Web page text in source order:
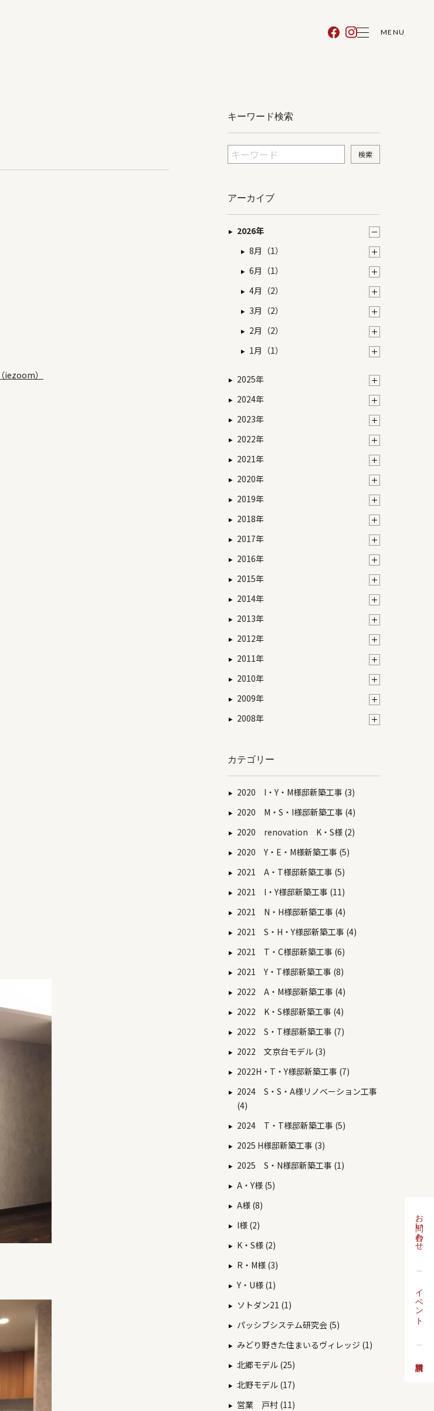
MENU
）
キーワード検索
アーカイブ
2026年
8月（1）
6月（1）
4月（2）
3月（2）
2月（2）
1月（1）
2025年
2024年
2023年
2022年
2021年
2020年
2019年
2018年
2017年
2016年
2015年
2014年
2013年
2012年
2011年
2010年
2009年
2008年
カテゴリー
2020 I・Y・M様邸新築工事 (3)
2020 M・S・I様邸新築工事 (4)
2020 renovation K・S様 (2)
2020 Y・E・M様新築工事 (5)
2021 A・T様邸新築工事 (5)
2021 I・Y様邸新築工事 (11)
2021 N・H様邸新築工事 (4)
2021 S・H・Y様邸新築工事 (4)
2021 T・C様邸新築工事 (6)
2021 Y・T様邸新築工事 (8)
2022 A・M様邸新築工事 (4)
2022 K・S様邸新築工事 (4)
2022 S・T様邸新築工事 (7)
2022 文京台モデル (3)
2022H・T・Y様邸新築工事 (7)
2024 S・S・A様リノベーション工事
(4)
2024 T・T様邸新築工事 (5)
2025 H様邸新築工事 (3)
2025 S・N様邸新築工事 (1)
A・Y様 (5)
A様 (8)
I様 (2)
K・S様 (2)
R・M様 (3)
Y・U様 (1)
ソトダン21 (1)
パッシブシステム研究会 (5)
みどり野きた住まいるヴィレッジ (1)
北郷モデル (25)
北野モデル (17)
営業 戸村 (11)
お問い合わせ
イベント